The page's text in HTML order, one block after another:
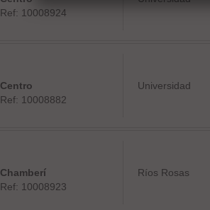
Ref: 10008924
Centro
Ref: 10008882
Universidad
Chamberí
Ref: 10008923
Ríos Rosas